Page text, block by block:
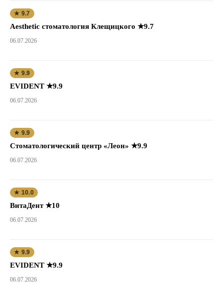
★ 9.7
Aesthetic стоматология Клещицкого ★9.7
06.07.2026
★ 9.9
EVIDENT ★9.9
06.07.2026
★ 9.9
Стоматологический центр «Леон» ★9.9
06.07.2026
★ 10.0
ВитаДент ★10
06.07.2026
★ 9.9
EVIDENT ★9.9
06.07.2026